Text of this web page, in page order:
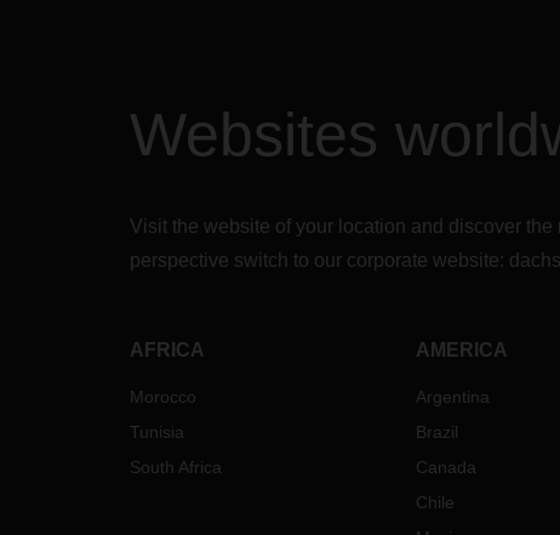
Websites
Visit the website of your location and discover
perspective switch to our corporate website:
AFRICA
Morocco
Tunisia
South Africa
AMERICA
Argentina
Brazil
Canada
Chile